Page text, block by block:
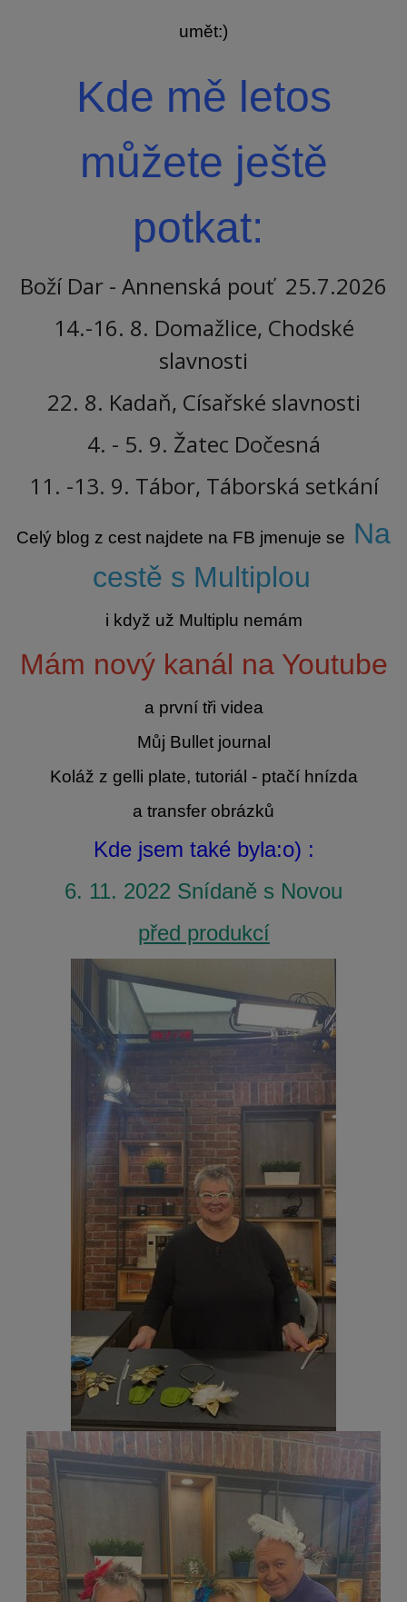
umět:)
Kde mě letos
můžete ještě
potkat:
Boží Dar - Annenská pouť 25.7.2026
14.-16. 8. Domažlice, Chodské
slavnosti
22. 8. Kadaň, Císařské slavnosti
4. - 5. 9. Žatec Dočesná
11. -13. 9. Tábor, Táborská setkání
Celý blog z cest najdete na FB jmenuje se Na
cestě s Multiplou
i když už Multiplu nemám
Mám nový kanál na Youtube
a první tři videa
Můj Bullet journal
Koláž z gelli plate, tutoriál - ptačí hnízda
a transfer obrázků
Kde jsem také byla:o) :
6. 11. 2022 Snídaně s Novou
před produkcí